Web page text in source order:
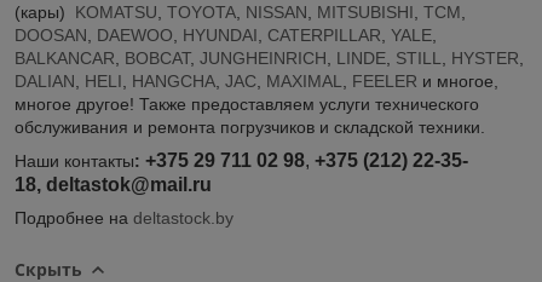
(кары) KOMATSU TOYOTA NISSAN MITSUBISHI TCM
DOOSAN
DAEWOO HYUNDAI CATERPILLAR YALE
BALKANCAR
BOBCAT, JUNGHEINRICH LINDE STILL HYSTER
DALIAN
HELI HANGCHA JAC MAXIMAL FEELER и многое,
многое другое! Также предоставляем услуги технического
обслуживания и ремонта погрузчиков и складской техники.
Наши контакты: +375 29 711 02 98, +375 (212) 22-35-
18, deltastok@mail.ru
Подробнее на deltastock.by
Скрыть